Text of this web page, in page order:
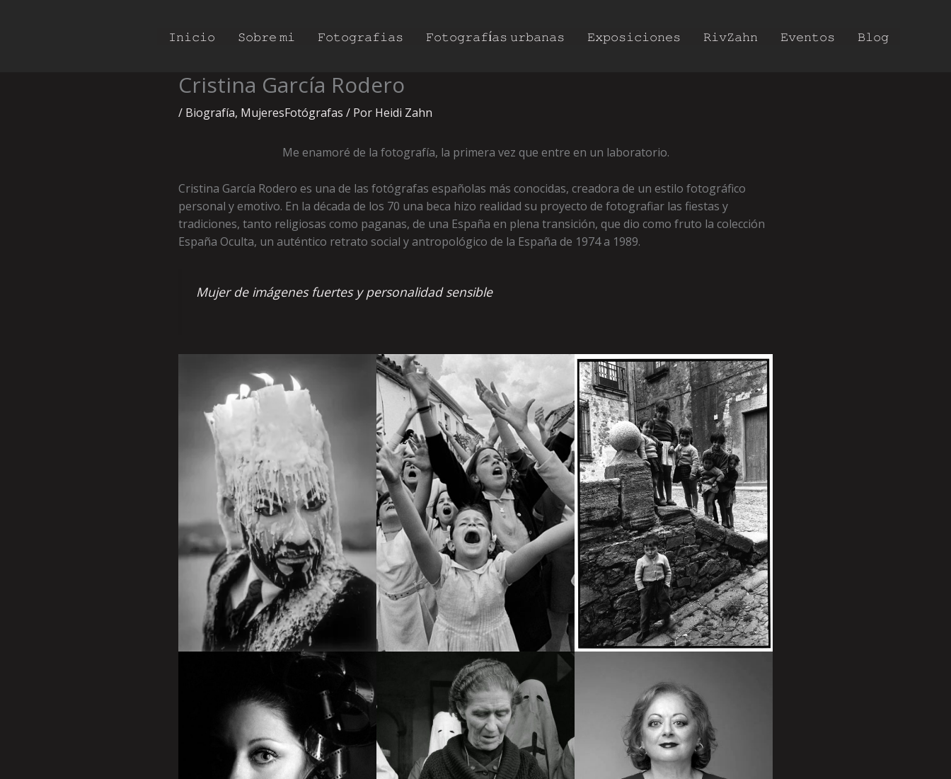
𝙸𝚗𝚒𝚌𝚒𝚘 𝚂𝚘𝚋𝚛𝚎 𝚖𝚒 𝙵𝚘𝚝𝚘𝚐𝚛𝚊𝚏𝚒𝚊𝚜 𝙵𝚘𝚝𝚘𝚐𝚛𝚊𝚏í𝚊𝚜 𝚞𝚛𝚋𝚊𝚗𝚊𝚜 𝙴𝚡𝚙𝚘𝚜𝚒𝚌𝚒𝚘𝚗𝚎𝚜 𝚁𝚒𝚟𝚉𝚊𝚑𝚗 𝙴𝚟𝚎𝚗𝚝𝚘𝚜 𝙱𝚕𝚘𝚐
Cristina García Rodero
/ Biografía, MujeresFotógrafas / Por Heidi Zahn
Me enamoré de la fotografía, la primera vez que entre en un laboratorio.
Cristina García Rodero es una de las fotógrafas españolas más conocidas, creadora de un estilo fotográfico
personal y emotivo. En la década de los 70 una beca hizo realidad su proyecto de fotografiar las fiestas y
tradiciones, tanto religiosas como paganas, de una España en plena transición, que dio como fruto la colección
España Oculta, un auténtico retrato social y antropológico de la España de 1974 a 1989.
Mujer de imágenes fuertes y personalidad sensible